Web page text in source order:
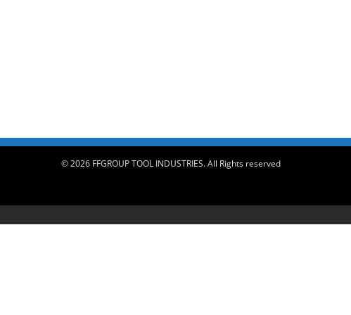
© 2026 FFGROUP TOOL INDUSTRIES. All Rights reserved